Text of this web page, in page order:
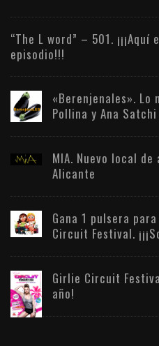
“The L word” – 501.
episodio!!!
«Berenjenales». Lo
Pollina y Ana
MIA. Nuevo local
Alicante
Gana 1 pulsera
Circuit Festival.
Girlie Circuit
año!